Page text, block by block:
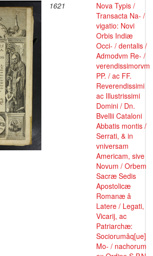
1621
Nova Typis /
Transacta Na- /
vigatio: Novi
Orbis Indiæ
Occi- / dentalis /
Admodvm Re- /
verendissimorvm
PP. / ac FF.
Reverendissimi
ac Illustrissimi
Domini / Dn.
Bvellii Cataloni
Abbatis montis /
Serrati, & in
vniversam
Americam, sive
Novum / Orbem
Sacræ Sedis
Apostolicæ
Romanæ â
Latere / Legati,
Vicarij, ac
Patriarchæ:
Sociorumâq[ue]
Mo- / nachorum